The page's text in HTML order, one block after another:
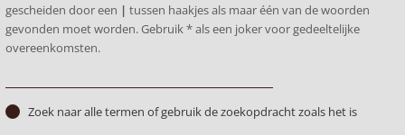
gescheiden door een | tussen haakjes als maar één van de woorden
gevonden moet worden. Gebruik * als een joker voor gedeeltelijke
overeenkomsten.
Zoek naar alle termen of gebruik de zoekopdracht zoals het is